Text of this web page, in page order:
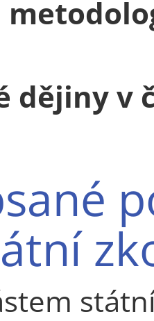
dějiny v